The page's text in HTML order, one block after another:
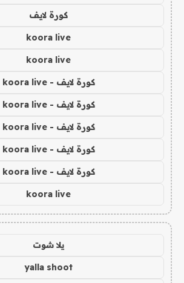
كورة لايف
koora live
koora live
كورة لايف - koora live
كورة لايف - koora live
كورة لايف - koora live
كورة لايف - koora live
كورة لايف - koora live
koora live
يلا شوت
yalla shoot